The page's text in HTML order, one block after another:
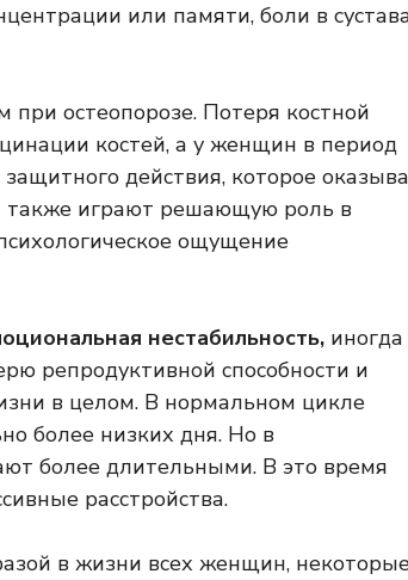
или памяти, боли в
остеопорозе. Потеря костной
костей, а у женщин в период
действия, которое
также играют решающую роль в
ощущение
нестабильность, иногда
репродуктивной способности и
в целом. В нормальном цикле
более низких дня. Но в
более длительными. В это время
расстройства.
в жизни всех женщин,